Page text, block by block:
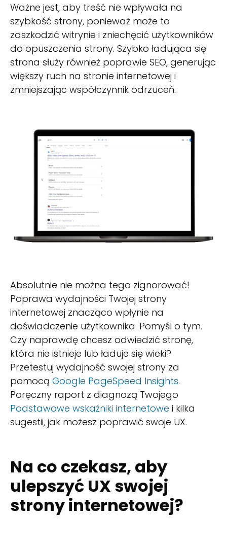
Ważne jest, aby treść nie wpływała na
szybkość strony, ponieważ może to
zaszkodzić witrynie i zniechęcić użytkowników
do opuszczenia strony. Szybko ładująca się
strona służy również poprawie SEO, generując
większy ruch na stronie internetowej i
zmniejszając współczynnik odrzuceń.
Absolutnie nie można tego zignorować!
Poprawa wydajności Twojej strony
internetowej znacząco wpłynie na
doświadczenie użytkownika. Pomyśl o tym.
Czy naprawdę chcesz odwiedzić stronę,
która nie istnieje lub ładuje się wieki?
Przetestuj wydajność swojej strony za
pomocą Google PageSpeed Insights.
Poręczny raport z diagnozą Twojego
Podstawowe wskaźniki internetowe i kilka
sugestii, jak możesz poprawić swoje UX.
Na co czekasz, aby
ulepszyć UX swojej
strony internetowej?